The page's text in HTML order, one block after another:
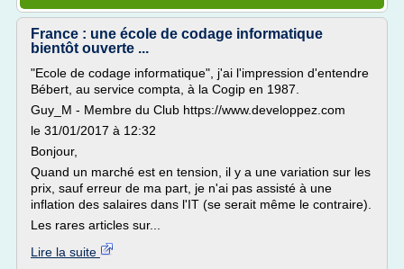
France : une école de codage informatique
bientôt ouverte ...
"Ecole de codage informatique", j'ai l'impression d'entendre
Bébert, au service compta, à la Cogip en 1987.
Guy_M - Membre du Club https://www.developpez.com
le 31/01/2017 à 12:32
Bonjour,
Quand un marché est en tension, il y a une variation sur les
prix, sauf erreur de ma part, je n'ai pas assisté à une
inflation des salaires dans l'IT (se serait même le contraire).
Les rares articles sur...
Lire la suite